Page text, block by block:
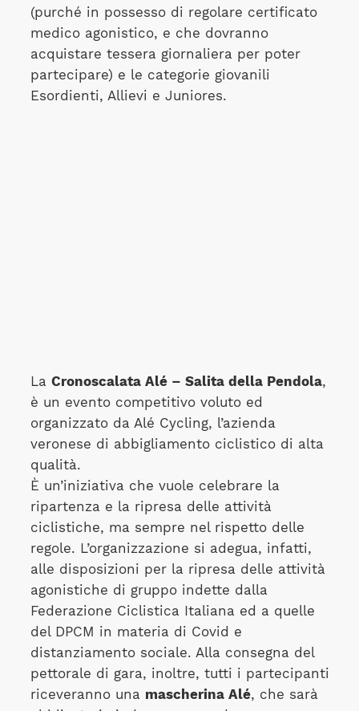
(purché in possesso di regolare certificato
medico agonistico, e che dovranno
acquistare tessera giornaliera per poter
partecipare) e le categorie giovanili
Esordienti, Allievi e Juniores.
La Cronoscalata Alé – Salita della Pendola,
è un evento competitivo voluto ed
organizzato da Alé Cycling, l’azienda
veronese di abbigliamento ciclistico di alta
qualità.
È un’iniziativa che vuole celebrare la
ripartenza e la ripresa delle attività
ciclistiche, ma sempre nel rispetto delle
regole. L’organizzazione si adegua, infatti,
alle disposizioni per la ripresa delle attività
agonistiche di gruppo indette dalla
Federazione Ciclistica Italiana ed a quelle
del DPCM in materia di Covid e
distanziamento sociale. Alla consegna del
pettorale di gara, inoltre, tutti i partecipanti
riceveranno una mascherina Alé, che sarà